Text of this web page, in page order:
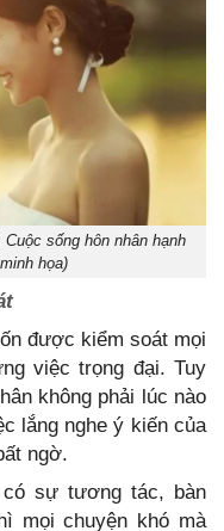
sống hôn nhân hạnh
họa)
được kiểm soát mọi
việc trọng đại. Tuy
không phải lúc nào
lắng nghe ý kiến của
ngờ.
có sự tương tác, bàn
mọi chuyện khó mà